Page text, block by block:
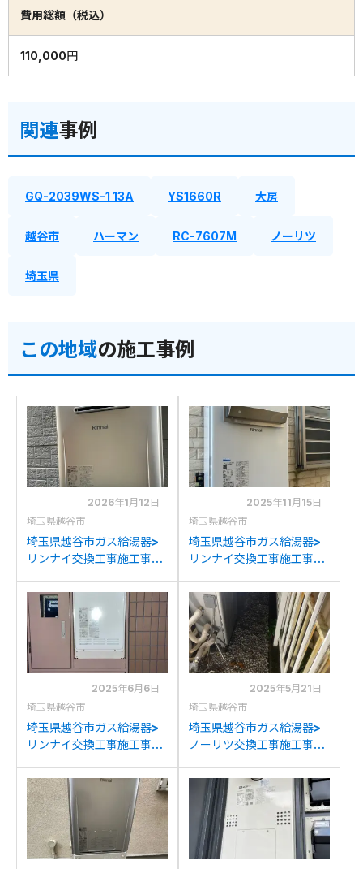
費用総額（税込）
110,000円
関連事例
GQ-2039WS-1 13A YS1660R 大房
越谷市 ハーマン RC-7607M ノーリツ
埼玉県
この地域の施工事例
2026年1月12日
埼玉県越谷市
埼玉県越谷市ガス給湯器>
リンナイ交換工事施工事
2008SAWからリンナイ
RUF-K206SAW(A)への交
換
2025年11月15日
埼玉県越谷市
埼玉県越谷市ガス給湯器>
リンナイ交換工事施工事
A2800SAWからリンナイ
RUF-245SAW(B)への交換
2025年6月6日
埼玉県越谷市
埼玉県越谷市ガス給湯器>
リンナイ交換工事施工事
VK2010SAWからリンナイ
RUF-VK2010SAW(C)への
交換
2025年5月21日
埼玉県越谷市
埼玉県越谷市ガス給湯器>
ノーリツ交換工事施工事
2417AZ-1からノーリツ
GT-C2472SAR BLへの交